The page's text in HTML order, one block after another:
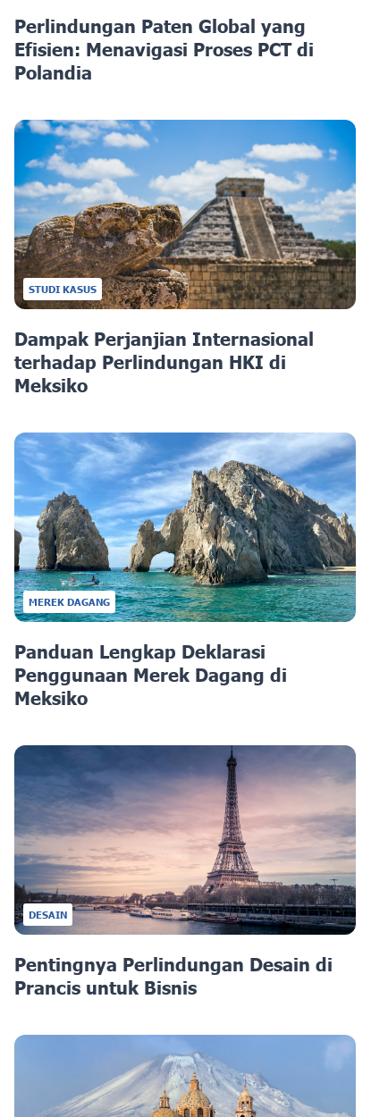
Perlindungan Paten Global yang
Efisien: Menavigasi Proses PCT di
Polandia
STUDI KASUS
Dampak Perjanjian Internasional
terhadap Perlindungan HKI di
Meksiko
MEREK DAGANG
Panduan Lengkap Deklarasi
Penggunaan Merek Dagang di
Meksiko
DESAIN
Pentingnya Perlindungan Desain di
Prancis untuk Bisnis